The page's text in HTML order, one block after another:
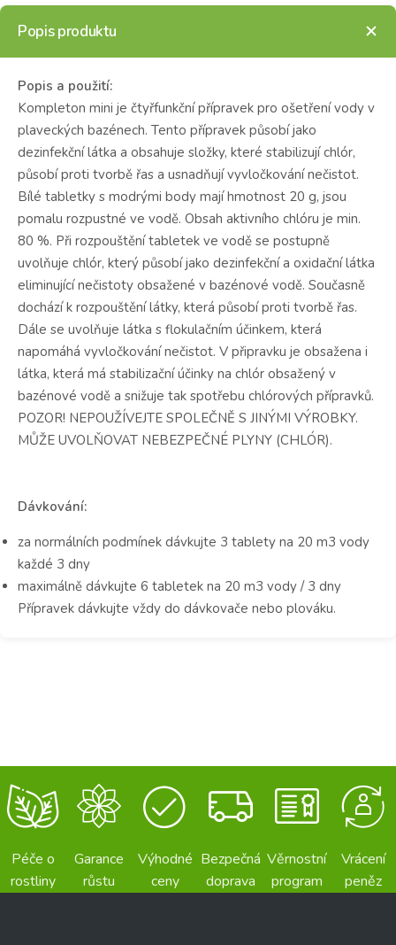
Popis produktu
Popis a použití:
Kompleton mini je čtyřfunkční přípravek pro ošetření vody v
plaveckých bazénech. Tento přípravek působí jako
dezinfekční látka a obsahuje složky, které stabilizují chlór,
působí proti tvorbě řas a usnadňují vyvločkování nečistot.
Bílé tabletky s modrými body mají hmotnost 20 g, jsou
pomalu rozpustné ve vodě. Obsah aktivního chlóru je min.
80 %. Při rozpouštění tabletek ve vodě se postupně
uvolňuje chlór, který působí jako dezinfekční a oxidační látka
eliminující nečistoty obsažené v bazénové vodě. Současně
dochází k rozpouštění látky, která působí proti tvorbě řas.
Dále se uvolňuje látka s flokulačním účinkem, která
napomáhá vyvločkování nečistot. V připravku je obsažena i
látka, která má stabilizační účinky na chlór obsažený v
bazénové vodě a snižuje tak spotřebu chlórových přípravků.
POZOR! NEPOUŽÍVEJTE SPOLEČNĚ S JINÝMI VÝROBKY.
MŮŽE UVOLŇOVAT NEBEZPEČNÉ PLYNY (CHLÓR).
Dávkování:
za normálních podmínek dávkujte 3 tablety na 20 m3 vody
každé 3 dny
maximálně dávkujte 6 tabletek na 20 m3 vody / 3 dny
Přípravek dávkujte vždy do dávkovače nebo plováku.
Péče o
rostliny
Garance
růstu
Výhodné
ceny
Bezpečná
doprava
Věrnostní
program
Vrácení
peněz